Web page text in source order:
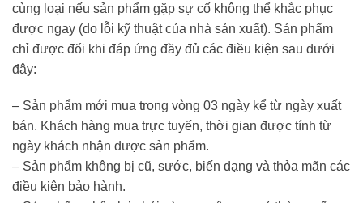
cùng loại nếu sản phẩm gặp sự cố không thể khắc phục
được ngay (do lỗi kỹ thuật của nhà sản xuất). Sản phẩm
chỉ được đổi khi đáp ứng đầy đủ các điều kiện sau dưới
đây:
– Sản phẩm mới mua trong vòng 03 ngày kể từ ngày xuất
bán. Khách hàng mua trực tuyến, thời gian được tính từ
ngày khách nhận được sản phẩm.
– Sản phẩm không bị cũ, sước, biến dạng và thỏa mãn các
điều kiện bảo hành.